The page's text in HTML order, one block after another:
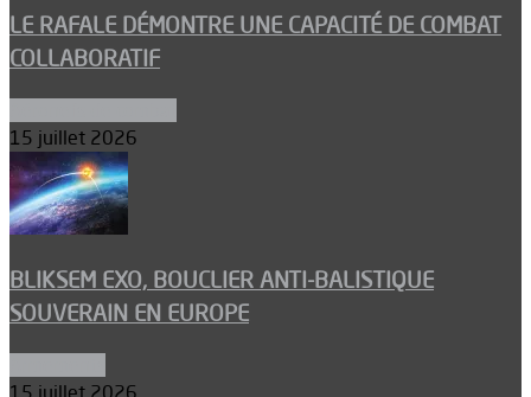
LE RAFALE DÉMONTRE UNE CAPACITÉ DE COMBAT
COLLABORATIF
15 juillet 2026
BLIKSEM EXO, BOUCLIER ANTI-BALISTIQUE
SOUVERAIN EN EUROPE